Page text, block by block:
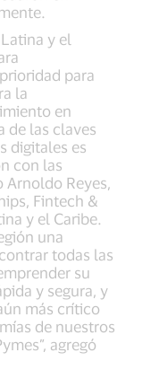
y el
para
la
en
de las claves
digitales es
con las
Arnoldo Reyes,
Fintech &
y el Caribe.
una
todas las
su
y segura, y
más crítico
de nuestros
agregó